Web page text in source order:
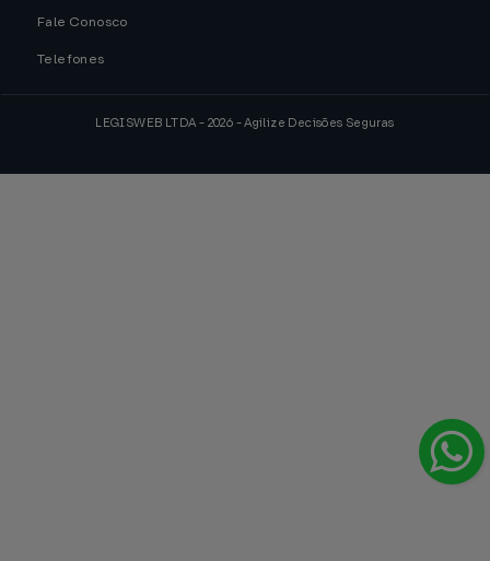
Fale Conosco
Telefones
LEGISWEB LTDA - 2026 - Agilize Decisões Seguras